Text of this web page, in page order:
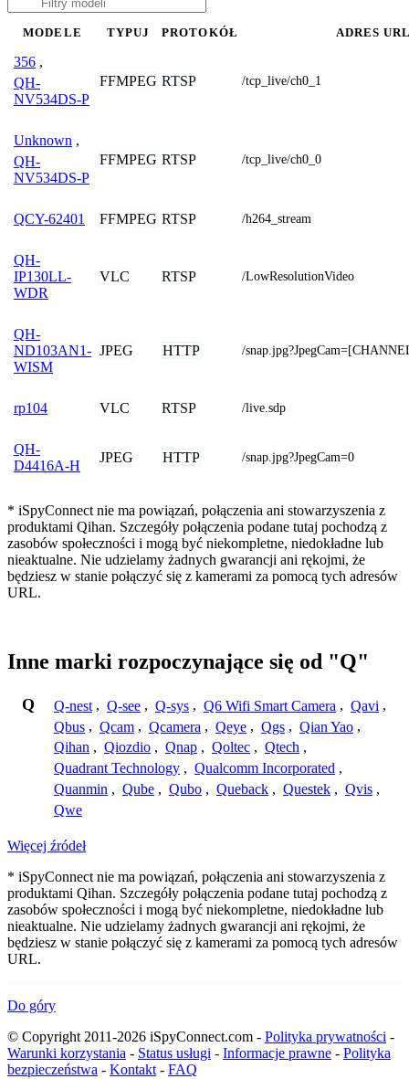
MODELE TYPUJ PROTOKÓŁ ADRES
356 ,
QH-
NV534DS-P
FFMPEG RTSP /tcp_live/ch0_1
Unknown ,
QH-
NV534DS-P
FFMPEG RTSP /tcp_live/ch0_0
QCY-62401 FFMPEG RTSP /h264_stream
QH-
IP130LL-
WDR
VLC RTSP /LowResolutionVideo
QH-
ND103AN1-
WISM
JPEG HTTP /
rp104 VLC RTSP /live.sdp
QH-
D4416A-H
JPEG HTTP /snap.jpg?JpegCam=0
* iSpyConnect nie ma powiązań, połączenia ani stowarzyszenia z
produktami Qihan. Szczegóły połączenia podane tutaj pochodzą z
zasobów społeczności i mogą być niekompletne, niedokładne lub
nieaktualne. Nie udzielamy żadnych gwarancji ani rękojmi, że
będziesz w stanie połączyć się z kamerami za pomocą tych adresów
URL.
Inne marki rozpoczynające się od "Q"
Q Q-nest , Q-see , Q-sys , Q6 Wifi Smart Camera , Qavi ,
Qbus , Qcam , Qcamera , Qeye , Qgs , Qian Yao ,
Qihan , Qiozdio , Qnap , Qoltec , Qtech ,
Quadrant Technology , Qualcomm Incorporated ,
Quanmin , Qube , Qubo , Queback , Questek , Qvis ,
Qwe
Więcej źródeł
* iSpyConnect nie ma powiązań, połączenia ani stowarzyszenia z
produktami Qihan. Szczegóły połączenia podane tutaj pochodzą z
zasobów społeczności i mogą być niekompletne, niedokładne lub
nieaktualne. Nie udzielamy żadnych gwarancji ani rękojmi, że
będziesz w stanie połączyć się z kamerami za pomocą tych adresów
URL.
Do góry
© Copyright 2011-2026 iSpyConnect.com - Polityka prywatności -
Warunki korzystania - Status usługi - Informacje prawne - Polityka
bezpieczeństwa - Kontakt - FAQ